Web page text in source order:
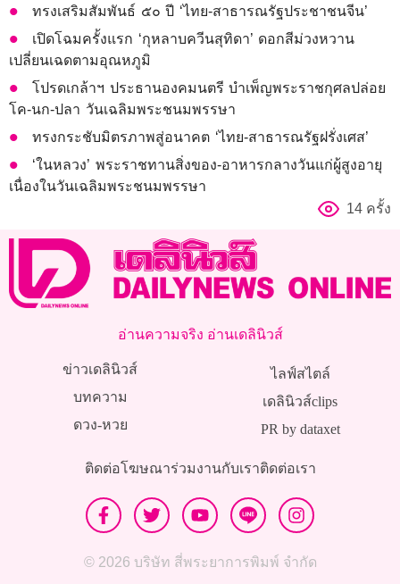
ทรงเสริมสัมพันธ์ ๕๐ ปี ‘ไทย-สาธารณรัฐประชาชนจีน’
เปิดโฉมครั้งแรก ‘กุหลาบควีนสุทิดา’ ดอกสีม่วงหวาน
เปลี่ยนเฉดตามอุณหภูมิ
โปรดเกล้าฯ ประธานองคมนตรี บำเพ็ญพระราชกุศลปล่อย
โค-นก-ปลา วันเฉลิมพระชนมพรรษา
ทรงกระชับมิตรภาพสู่อนาคต ‘ไทย-สาธารณรัฐฝรั่งเศส’
‘ในหลวง’ พระราชทานสิ่งของ-อาหารกลางวันแก่ผู้สูงอายุ
เนื่องในวันเฉลิมพระชนมพรรษา
14 ครั้ง
อ่านความจริง อ่านเดลินิวส์
ข่าวเดลินิวส์
บทความ
ดวง-หวย
ไลฟ์สไตล์
เดลินิวส์clips
PR by dataxet
ติดต่อโฆษณาร่วมงานกับเราติดต่อเรา
© 2026 บริษัท สี่พระยาการพิมพ์ จำกัด